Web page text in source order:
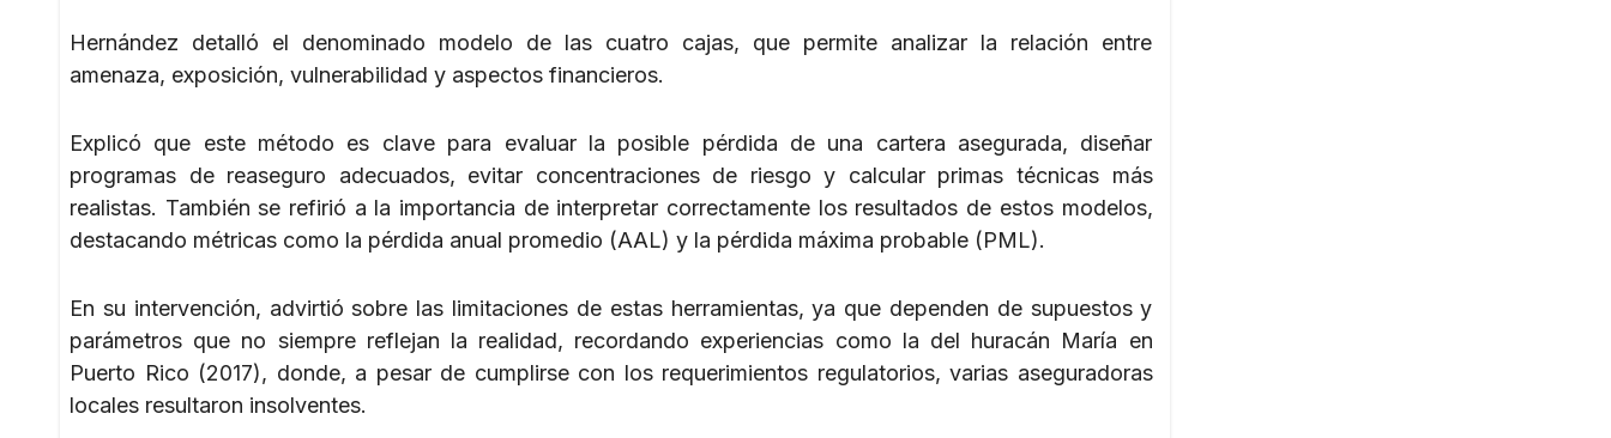
Hernández detalló el denominado modelo de las cuatro cajas, que permite analizar la relación entre
amenaza, exposición, vulnerabilidad y aspectos financieros.
Explicó que este método es clave para evaluar la posible pérdida de una cartera asegurada, diseñar
programas de reaseguro adecuados, evitar concentraciones de riesgo y calcular primas técnicas más
realistas. También se refirió a la importancia de interpretar correctamente los resultados de estos modelos,
destacando métricas como la pérdida anual promedio (AAL) y la pérdida máxima probable (PML).
En su intervención, advirtió sobre las limitaciones de estas herramientas, ya que dependen de supuestos y
parámetros que no siempre reflejan la realidad, recordando experiencias como la del huracán María en
Puerto Rico (2017), donde, a pesar de cumplirse con los requerimientos regulatorios, varias aseguradoras
locales resultaron insolventes.